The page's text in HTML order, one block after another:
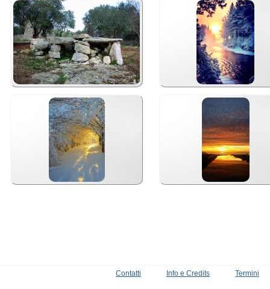
Contatti Info e Credits Termini